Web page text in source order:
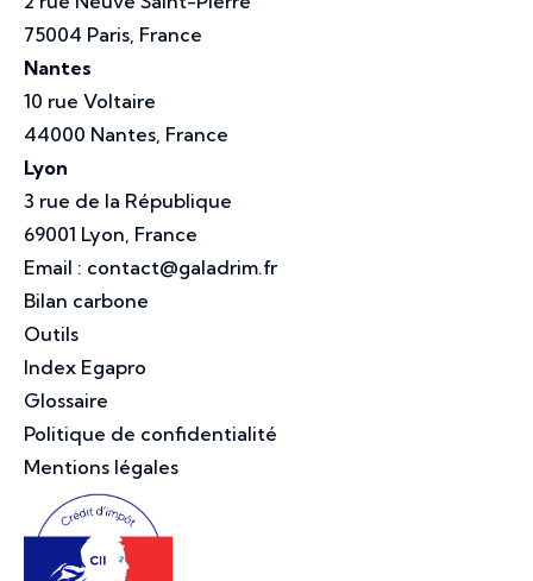
75004 Paris, France
Nantes
10 rue Voltaire
44000 Nantes, France
Lyon
3 rue de la République
69001 Lyon, France
Email : contact@galadrim.fr
Bilan carbone
Outils
Index Egapro
Glossaire
Politique de confidentialité
Mentions légales